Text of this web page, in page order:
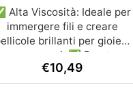
Alta Viscosità: Ideale per
immergere fili e creare
brillanti per gioielli
e accessori. ✅ Pronta
all'Uso: Non richiede
miscelazione, pronta per
€10,49